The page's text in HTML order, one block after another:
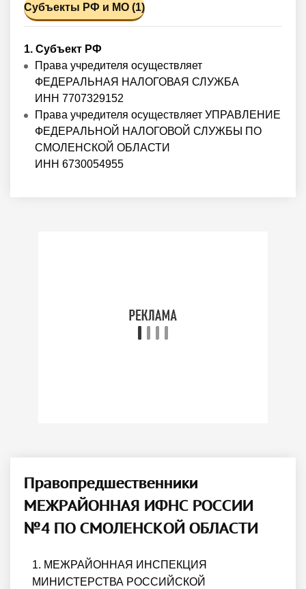
Субъекты РФ и МО (1)
1. Субъект РФ
Права учредителя осуществляет
ФЕДЕРАЛЬНАЯ НАЛОГОВАЯ СЛУЖБА
ИНН 7707329152
Права учредителя осуществляет УПРАВЛЕНИЕ
ФЕДЕРАЛЬНОЙ НАЛОГОВОЙ СЛУЖБЫ ПО
СМОЛЕНСКОЙ ОБЛАСТИ
ИНН 6730054955
Правопредшественники
МЕЖРАЙОННАЯ ИФНС РОССИИ
№4 ПО СМОЛЕНСКОЙ ОБЛАСТИ
1. МЕЖРАЙОННАЯ ИНСПЕКЦИЯ
МИНИСТЕРСТВА РОССИЙСКОЙ